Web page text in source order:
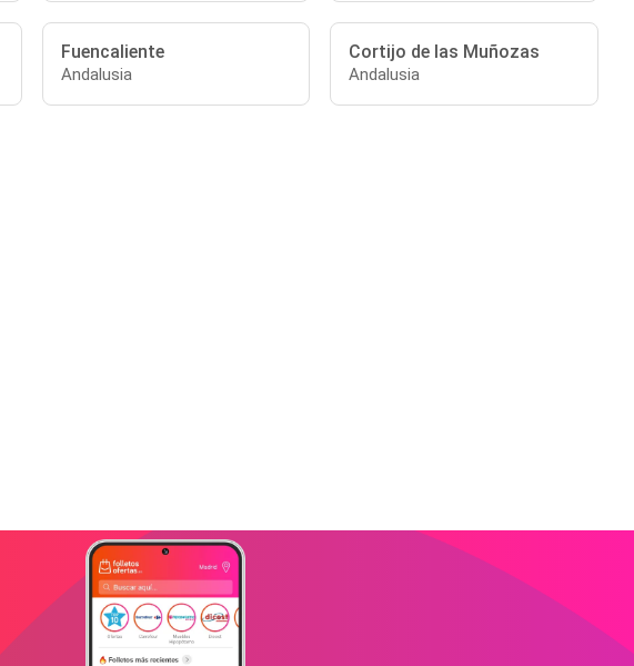
Fuencaliente
Andalusia
Cortijo de las Muñozas
Andalusia